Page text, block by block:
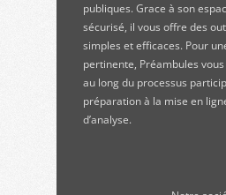
publiques. Grace à son
sécurisé, il vous offre des
simples et efficaces. Pour
pertinente, Préambules
au long du processus
préparation à la mise en
d’analyse.